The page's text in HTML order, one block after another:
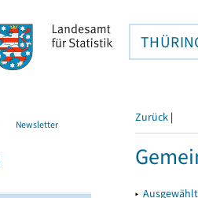
Newsletter Zurück |
▸